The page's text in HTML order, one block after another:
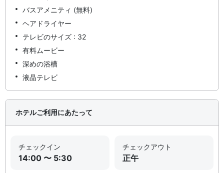
バスアメニティ (無料)
ヘアドライヤー
テレビのサイズ : 32
有料ムービー
深めの浴槽
液晶テレビ
ホテルご利用にあたって
チェックイン
14:00 〜 5:30
チェックアウト
正午